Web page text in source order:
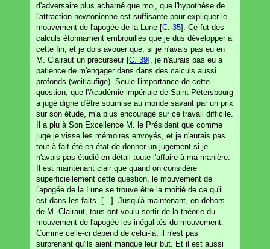
d'adversaire plus acharné que moi, que l'hypothèse de
l'attraction newtonienne est suffisante pour expliquer le
mouvement de l'apogée de la Lune [C. 35]. Ce fut des
calculs étonnament embrouillés que je dus développer à
cette fin, et je dois avouer que, si je n'avais pas eu en
M. Clairaut un précurseur [C. 39], je n'aurais pas eu a
patience de m'engager dans dans des calculs aussi
profonds (weitläufige). Seule l'importance de cette
question, que l'Académie impériale de Saint-Pétersbourg
a jugé digne d'être soumise au monde savant par un prix
sur son étude, m'a plus encouragé sur ce travail difficile.
Il a plu à Son Excellence M. le Président que comme
juge je visse les mémoires envoyés, et je n'aurais pas
tout à fait été en état de donner un jugement si je
n'avais pas étudié en détail toute l'affaire à ma manière.
Il est maintenant clair que quand on considère
superficiellement cette question, le mouvement de
l'apogée de la Lune se trouve être la moitié de ce qu'il
est dans les faits. [...]. Jusqu'à maintenant, en dehors
de M. Clairaut, tous ont voulu sortir de la théorie du
mouvement de l'apogée les inégalités du mouvement.
Comme celle-ci dépend de celui-là, il n'est pas
surprenant qu'ils aient manqué leur but. Et il est aussi